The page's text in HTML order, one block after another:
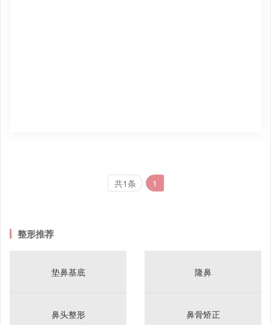
共1条 1
整形推荐
垫鼻基底 隆鼻
鼻头整形 鼻骨矫正